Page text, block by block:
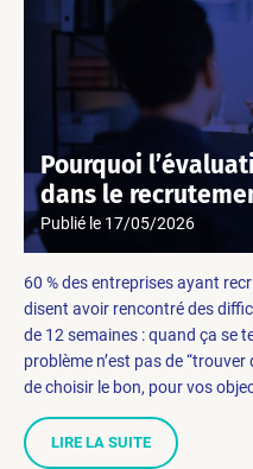
Pourquoi
dans le
Publié le 17/05/2026
60 % des entreprises ayant
disent avoir rencontré des
de 12 semaines : quand ça se
problème n’est pas de
de choisir le bon, pour vos
LIRE LA SUITE